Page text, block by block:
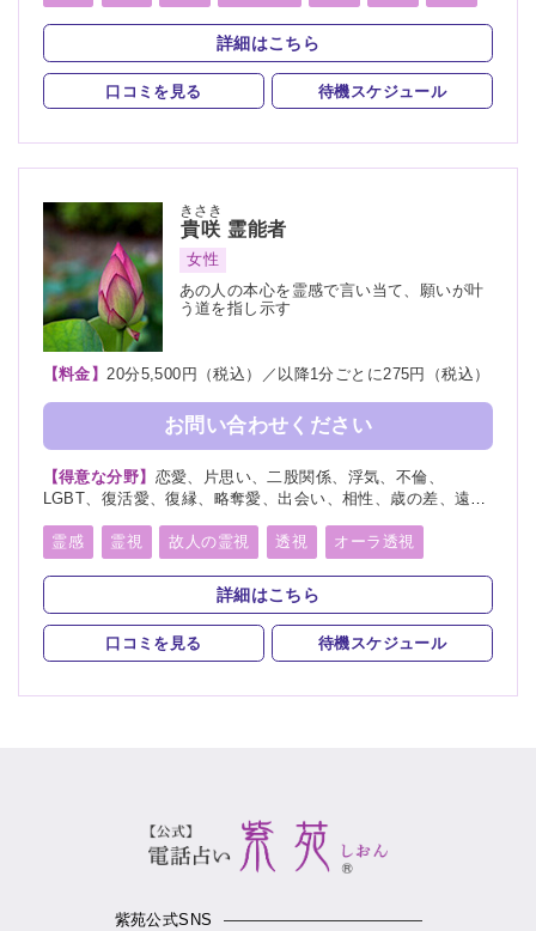
前世 後世 言霊 神通力 守護霊 背後霊
死者霊の降霊 除霊 浄霊 祈願 祈祷 波動修正
詳細はこちら
口コミを見る 待機スケジュール
貴咲
きさき
霊能者
女性
あの人の本心を霊感で言い当て、願いが叶
う道を指し示す
【料金】20分5,500円（税込）／以降1分ごとに275円（税込）
お問い合わせください
【得意な分野】 恋愛、片思い、二股関係、浮気、不倫、
LGBT、復活愛、復縁、略奪愛、出会い、相性、歳の差、遠距
教育、介護、進路、学業、仕事、就職、天職、転職、適職、人
間関係、人生相談、健康、開運、故人、相手の気持ち、総合
運、運勢、過去、未来、将来、心霊写真、改名、ペット、カル
マ、パラレルワールド
霊感 霊視 故人の霊視 透視 オーラ透視
未来予知 霊聴 神通力 守護霊 チャネリング
オーラリーディング スピリチュアルカウンセリング
チャクラ 言霊 サイキック
アカシックリーディング サイキックリーディング
詳細はこちら
口コミを見る 待機スケジュール
紫苑公式SNS